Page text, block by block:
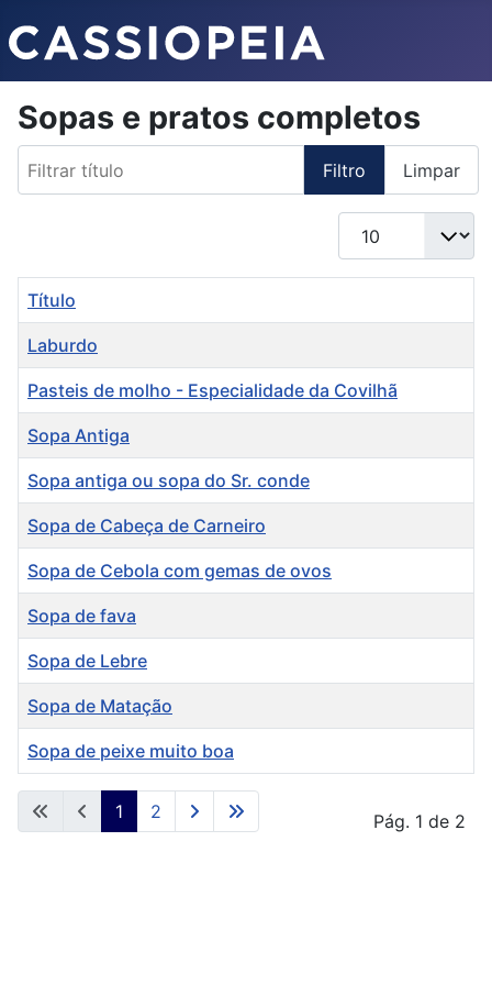
Sopas e pratos completos
Filtrar título
Filtro Limpar
Qtd. a exibir
Artigos
Título
Laburdo
Pasteis de molho - Especialidade da Covilhã
Sopa Antiga
Sopa antiga ou sopa do Sr. conde
Sopa de Cabeça de Carneiro
Sopa de Cebola com gemas de ovos
Sopa de fava
Sopa de Lebre
Sopa de Matação
Sopa de peixe muito boa
Pág. 1 de 2
1 2